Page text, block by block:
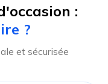
:
?
et sécurisée